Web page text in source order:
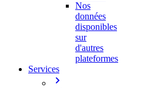
Nos
données
disponibles
sur
d'autres
plateformes
Services